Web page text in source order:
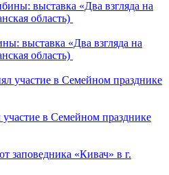
выставка «Два взгляда на
область)
в Семейном празднике